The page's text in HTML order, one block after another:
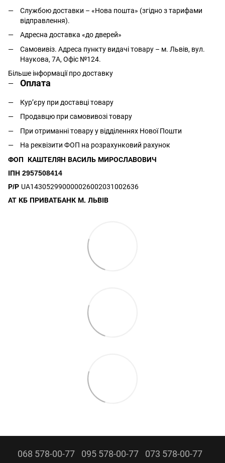
Службою доставки – «Нова пошта» (згідно з тарифами
відправлення).
Адресна доставка «до дверей»
Самовивіз. Адреса пункту видачі товару – м. Львів, вул.
Наукова, 7А, Офіс №124.
Більше інформації про доставку
Оплата
Кур’єру при доставці товару
Продавцю при самовивозі товару
При отриманні товару у відділеннях Нової Пошти
На реквізити ФОП на розрахунковий рахунок
ФОП КАШТЕЛЯН ВАСИЛЬ МИРОСЛАВОВИЧ
ІПН 2957508414
Р/Р UA143052990000026002031002636
АТ КБ ПРИВАТБАНК М. ЛЬВІВ
068 578-00-77 095 578-00-77 073 578-00-77